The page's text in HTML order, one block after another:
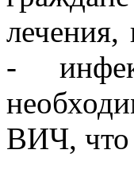
-
ВИЧ, что